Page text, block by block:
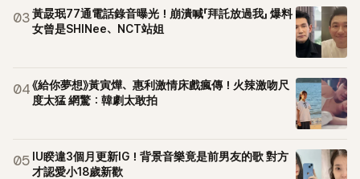
03黃晸珉77通電話錄音曝光！崩潰喊「拜託放過我」 爆料
女曾是SHINee、NCT站姐
04《給你夢想》黃寅燁、惠利激情床戲瘋傳！火辣激吻尺
度太猛 網驚：韓劇太敢拍
05 IU睽違3個月更新IG！背景音樂竟是前男友的歌 對方
才認愛小18歲新歡